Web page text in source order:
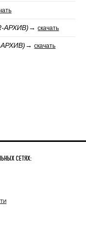
→скачать
→скачать
СЕТЯХ: